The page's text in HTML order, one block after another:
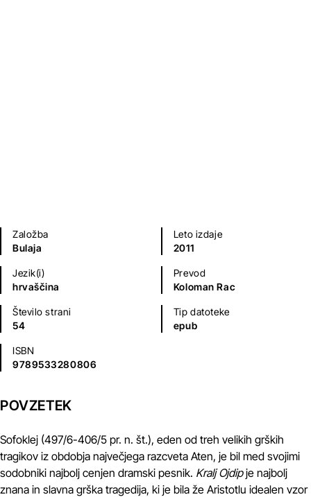
Založba
Bulaja
Leto izdaje
2011
Jezik(i)
hrvaščina
Prevod
Koloman Rac
Število strani
54
Tip datoteke
epub
ISBN
9789533280806
POVZETEK
Sofoklej (497/6-406/5 pr. n. št.), eden od treh velikih grških
tragikov iz obdobja največjega razcveta Aten, je bil med svojimi
sodobniki najbolj cenjen dramski pesnik. Kralj Ojdipje najbolj
znana in slavna grška tragedija, ki je bila že Aristotlu idealen vzor